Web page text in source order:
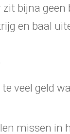
bijna geen
en baal
veel geld
missen in